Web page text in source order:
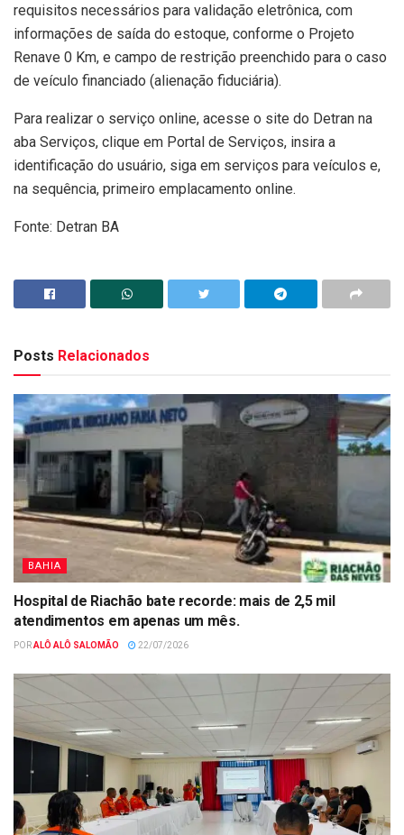
requisitos necessários para validação eletrônica, com
informações de saída do estoque, conforme o Projeto
Renave 0 Km, e campo de restrição preenchido para o caso
de veículo financiado (alienação fiduciária).
Para realizar o serviço online, acesse o site do Detran na
aba Serviços, clique em Portal de Serviços, insira a
identificação do usuário, siga em serviços para veículos e,
na sequência, primeiro emplacamento online.
Fonte: Detran BA
Posts Relacionados
BAHIA
Hospital de Riachão bate recorde: mais de 2,5 mil
atendimentos em apenas um mês.
PORALÔ ALÔ SALOMÃO 22/07/2026